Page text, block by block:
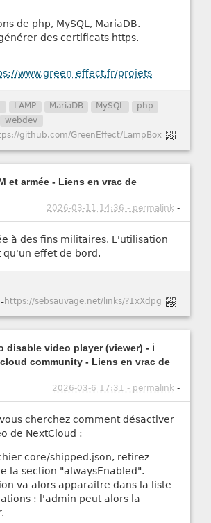
de php, MySQL, MariaDB.
des certificats https.
www.green-effect.fr/projets
LAMP MariaDB MySQL
php
webdev
github.com/GreenEffect/LampBox
et armée - Liens en vrac de
2026-03-11 14:36 - permalink -
à des fins militaires. L'utilisation
qu'un effet de bord.
-https://sebsauvage.net/links/?1xXdpg
disable video player (viewer) - ℹ️
community - Liens en vrac de
2026-03-6 17:31 - permalink -
cherchez comment désactiver
de NextCloud :
core/shipped.json, retirez
la section "alwaysEnabled".
va alors apparaître dans la liste
: l'admin peut alors la